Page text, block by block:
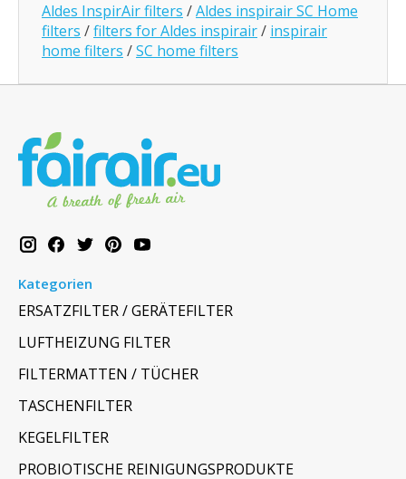
Aldes InspirAir filters /Aldes inspirair SC Home
filters /filters for Aldes inspirair/ inspirair
home filters /SC home filters
Kategorien
ERSATZFILTER / GERÄTEFILTER
LUFTHEIZUNG FILTER
FILTERMATTEN / TÜCHER
TASCHENFILTER
KEGELFILTER
PROBIOTISCHE REINIGUNGSPRODUKTE